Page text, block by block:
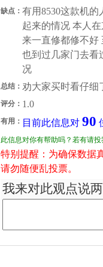
缺点： 有用8530这款机
起来的情况 本人
来一直修都修不好
也到过几家门去看
况
总结： 劝大家买时看仔细
评分： 1.0
有用： 目前此信息对 90
此信息对你有帮助吗？若有请投
特别提醒：为确保数据
请勿随便乱投票。
我来对此观点说